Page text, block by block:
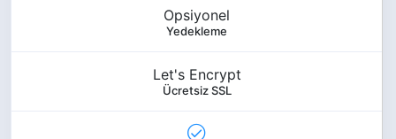
Opsiyonel
Yedekleme
Let's Encrypt
Ücretsiz SSL